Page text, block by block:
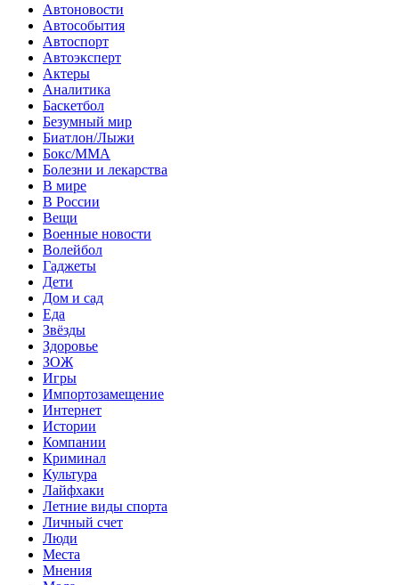
Автоновости
Автособытия
Автоспорт
Автоэксперт
Актеры
Аналитика
Баскетбол
Безумный мир
Биатлон/Лыжи
Бокс/MMA
Болезни и лекарства
В мире
В России
Вещи
Военные новости
Волейбол
Гаджеты
Дети
Дом и сад
Еда
Звёзды
Здоровье
ЗОЖ
Игры
Импортозамещение
Интернет
Истории
Компании
Криминал
Культура
Лайфхаки
Летние виды спорта
Личный счет
Люди
Места
Мнения